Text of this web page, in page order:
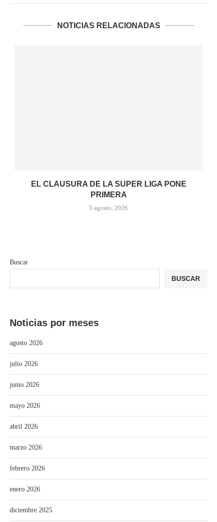
NOTICIAS RELACIONADAS
EL CLAUSURA DE LA SUPER LIGA PONE
PRIMERA
5 agosto, 2026
Buscar
BUSCAR
Noticias por meses
agosto 2026
julio 2026
junio 2026
mayo 2026
abril 2026
marzo 2026
febrero 2026
enero 2026
diciembre 2025